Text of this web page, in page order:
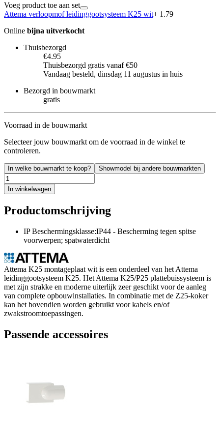
Voeg product toe aan set
Attema verloopmof leidinggootsysteem K25 wit+ 1.79
Online bijna uitverkocht
Thuisbezorgd
€4.95
Thuisbezorgd gratis vanaf €50
Vandaag besteld, dinsdag 11 augustus in huis
Bezorgd in bouwmarkt
gratis
Voorraad in de bouwmarkt
Selecteer jouw bouwmarkt om de voorraad in de winkel te
controleren.
In welke bouwmarkt te koop? Showmodel bij andere bouwmarkten
In winkelwagen
Productomschrijving
IP Beschermingsklasse:IP44 - Bescherming tegen spitse
voorwerpen; spatwaterdicht
Attema K25 montageplaat wit is een onderdeel van het Attema
leidinggootsysteem K25. Het Attema K25/P25 plattebuissysteem is
met zijn strakke en moderne uiterlijk zeer geschikt voor de aanleg
van complete opbouwinstallaties. In combinatie met de Z25-koker
kan het bovendien worden gebruikt voor kabels en/of
zwakstroomtoepassingen.
Passende accessoires